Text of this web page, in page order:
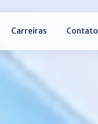
Carreiras Contato